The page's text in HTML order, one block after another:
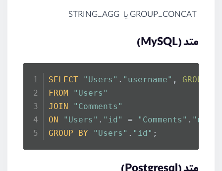
GROUP_CONCATیاSTRING_AGG
متد (MySQL
)
SELECT "Users" . "username" ,
FROM
"Users"
JOIN
"Comments"
ON
"Users" . "id" = "Comments" .
GROUP
BY "Users" . "id" ;